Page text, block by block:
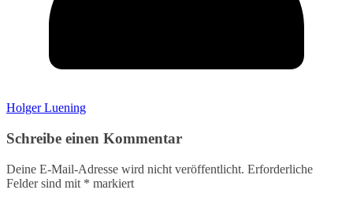
Holger Luening
Schreibe einen Kommentar
Deine E-Mail-Adresse wird nicht veröffentlicht. Erforderliche
Felder sind mit * markiert